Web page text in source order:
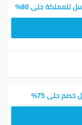
حتى 80%
حتى 75%